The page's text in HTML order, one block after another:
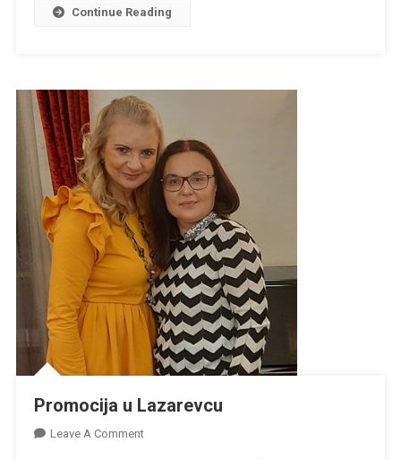
Continue Reading
Promocija u Lazarevcu
Leave A CommentOn